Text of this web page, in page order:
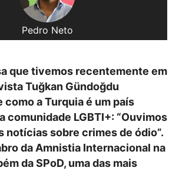
Pedro Neto
que tivemos recentemente em
Tuğkan Gündoğdu
a Turquia é um país
comunidade LGBTI+: “Ouvimos
notícias sobre crimes de ódio”.
da Amnistia Internacional na
da SPoD, uma das mais